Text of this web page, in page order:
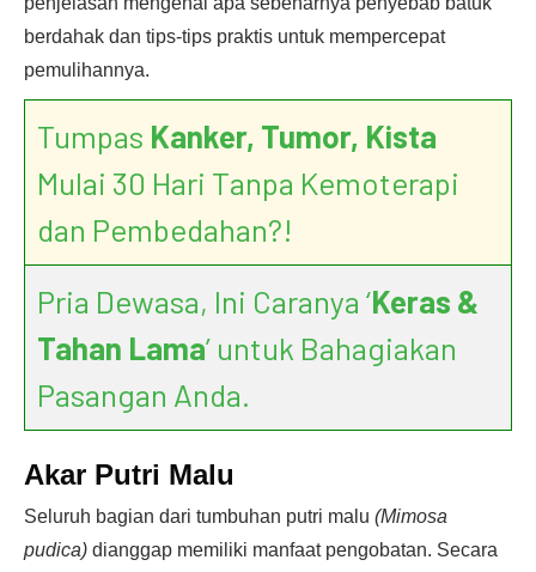
berdahak dan tips-tips praktis untuk mempercepat
pemulihannya.
Tumpas Kanker, Tumor, Kista
Mulai 30 Hari Tanpa Kemoterapi
dan Pembedahan?!
Pria Dewasa, Ini Caranya ‘Keras &
Tahan Lama’ untuk Bahagiakan
Pasangan Anda.
Akar Putri Malu
Seluruh bagian dari tumbuhan putri malu (Mimosa
pudica) dianggap memiliki manfaat pengobatan. Secara